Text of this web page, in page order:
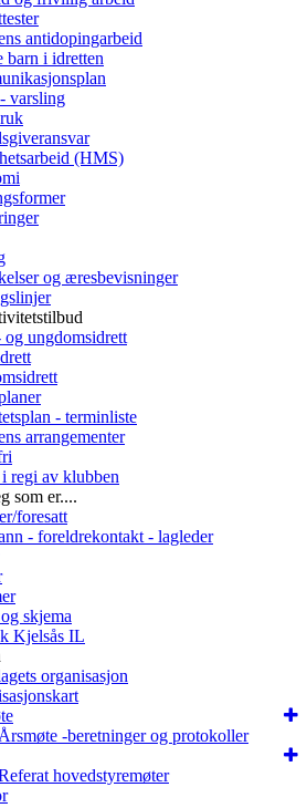
antidopingarbeid
barn i idretten
varsling
(HMS)
og æresbevisninger
og ungdomsidrett
- terminliste
arrangementer
regi av klubben
som er....
foresatt
- foreldrekontakt - lagleder
skjema
Kjelsås IL
organisasjon
Årsmøte -beretninger og protokoller
hovedstyremøter